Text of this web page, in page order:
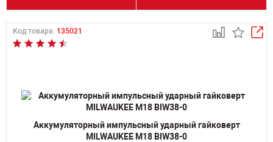
Код товара: 135021
Аккумуляторный импульсный ударный гайковерт
MILWAUKEE M18 BIW38-0